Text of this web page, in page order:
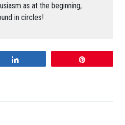
as at the beginning,
in circles!